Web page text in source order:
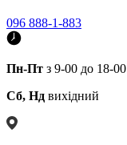
096 888-1-883
Пн-Пт з 9-00 до 18-00
Сб, Нд вихідний